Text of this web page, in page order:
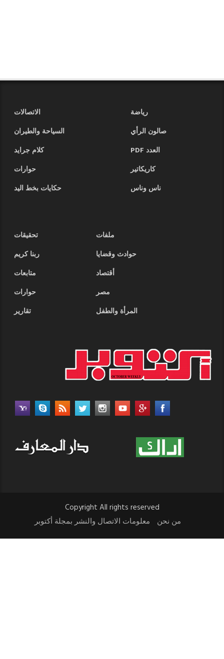
رياضة
الاتصالات
صالون الرأي
السياحة والطيران
العدد PDF
كلام جرايد
كاريكاتير
حوارات
ناس وناس
حكايات بخط اليد
ملفات
تحقيقات
حوادث وقضايا
ربنا كريم
أقتصاد
متابعات
مصر
حوارات
المرأة والطفل
تقارير
Copyright All rights reserved
من نحن
معلومات الاتصال والنشر بمجلة أكتوبر